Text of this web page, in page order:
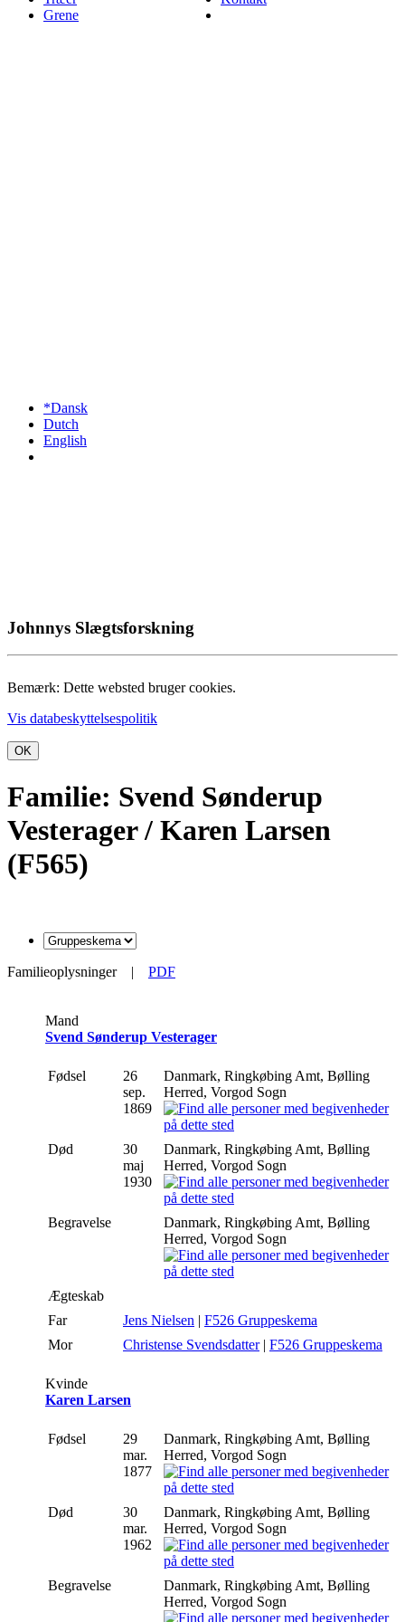
Grene
*Dansk
Dutch
English
Johnnys Slægtsforskning
Bemærk: Dette websted bruger cookies.
Vis databeskyttelsespolitik
OK
Familie: Svend Sønderup
Vesterager / Karen Larsen
(F565)
Familieoplysninger| PDF
Mand
Svend Sønderup Vesterager
Fødsel
26
sep.
1869
Danmark, Ringkøbing Amt, Bølling
Herred, Vorgod Sogn
Død
30
maj
1930
Danmark, Ringkøbing Amt, Bølling
Herred, Vorgod Sogn
Begravelse
Danmark, Ringkøbing Amt, Bølling
Herred, Vorgod Sogn
Ægteskab
Far
Jens Nielsen | F526 Gruppeskema
Mor
Christense Svendsdatter| F526 Gruppeskema
Kvinde
Karen Larsen
Fødsel
29
mar.
1877
Danmark, Ringkøbing Amt, Bølling
Herred, Vorgod Sogn
Død
30
mar.
1962
Danmark, Ringkøbing Amt, Bølling
Herred, Vorgod Sogn
Begravelse
Danmark, Ringkøbing Amt, Bølling
Herred, Vorgod Sogn